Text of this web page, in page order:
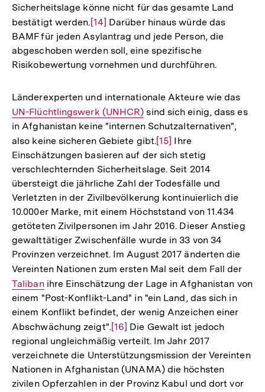
Sicherheitslage könne nicht für das gesamte Land
bestätigt werden.Zur
Auflösung
der
Fußnote
[14] Darüber hinaus würde das
BAMF für jeden Asylantrag und jede Person, die
abgeschoben werden soll, eine spezifische
Risikobewertung vornehmen und durchführen.
Länderexperten und internationale Akteure wie das
Link:
UN-Flüchtlingswerk (UNHCR) sind sich einig, dass es
in Afghanistan keine "internen Schutzalternativen",
also keine sicheren Gebiete gibt.Zur
Auflösung
der
Fußnote
[15] Ihre
Einschätzungen basieren auf der sich stetig
verschlechternden Sicherheitslage. Seit 2014
übersteigt die jährliche Zahl der Todesfälle und
Verletzten in der Zivilbevölkerung kontinuierlich die
10.000er Marke, mit einem Höchststand von 11.434
getöteten Zivilpersonen im Jahr 2016. Dieser Anstieg
gewalttätiger Zwischenfälle wurde in 33 von 34
Provinzen verzeichnet. Im August 2017 änderten die
Vereinten Nationen zum ersten Mal seit dem Fall der
Link:
Talibanihre Einschätzung der Lage in Afghanistan von
einem "Post-Konflikt-Land" in "ein Land, das sich in
einem Konflikt befindet, der wenig Anzeichen einer
Abschwächung zeigt".Zur
Auflösung
der
Fußnote
[16] Die Gewalt ist jedoch
regional ungleichmäßig verteilt. Im Jahr 2017
verzeichnete die Unterstützungsmission der Vereinten
Nationen in Afghanistan (UNAMA) die höchsten
zivilen Opferzahlen in der Provinz Kabul und dort vor